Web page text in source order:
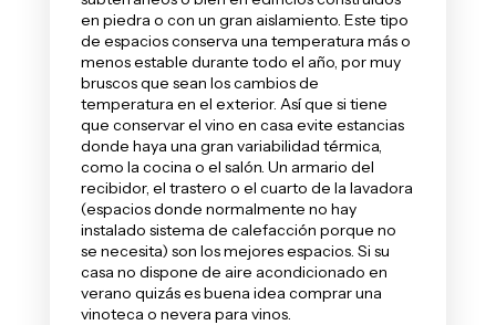
en piedra o con un gran aislamiento. Este tipo
de espacios conserva una temperatura más o
menos estable durante todo el año, por muy
bruscos que sean los cambios de
temperatura en el exterior. Así que si tiene
que conservar el vino en casa evite estancias
donde haya una gran variabilidad térmica,
como la cocina o el salón. Un armario del
recibidor, el trastero o el cuarto de la lavadora
(espacios donde normalmente no hay
instalado sistema de calefacción porque no
se necesita) son los mejores espacios. Si su
casa no dispone de aire acondicionado en
verano quizás es buena idea comprar una
vinoteca o nevera para vinos.